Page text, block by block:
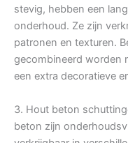
stevig, hebben een
onderhoud. Ze zijn
patronen en texturen.
gecombineerd worden
een extra decoratieve
3. Hout beton
beton zijn